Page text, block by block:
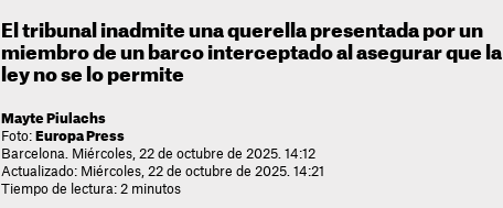
El tribunal inadmite una querella presentada por un
miembro de un barco interceptado al asegurar que la
ley no se lo permite
Mayte Piulachs
Foto: Europa Press
Barcelona. Miércoles, 22 de octubre de 2025. 14:12
Actualizado: Miércoles, 22 de octubre de 2025. 14:21
Tiempo de lectura: 2 minutos